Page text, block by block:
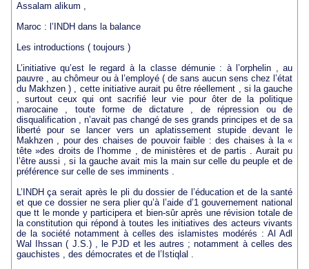
Assalam alikum ,
Maroc : l’INDH dans la balance
Les introductions ( toujours )
L’initiative qu’est le regard à la classe démunie : à l’orphelin , au
pauvre , au chômeur ou à l’employé ( de sans aucun sens chez l’état
du Makhzen ) , cette initiative aurait pu être réellement , si la gauche
, surtout ceux qui ont sacrifié leur vie pour ôter de la politique
marocaine , toute forme de dictature , de répression ou de
disqualification , n’avait pas changé de ses grands principes et de sa
liberté pour se lancer vers un aplatissement stupide devant le
Makhzen , pour des chaises de pouvoir faible : des chaises à la «
tête »des droits de l’homme , de ministères et de partis . Aurait pu
l’être aussi , si la gauche avait mis la main sur celle du peuple et de
préférence sur celle de ses imminents .
L’INDH ça serait après le pli du dossier de l’éducation et de la santé
et que ce dossier ne sera plier qu’à l’aide d’1 gouvernement national
que tt le monde y participera et bien-sûr après une révision totale de
la constitution qui répond à toutes les initiatives des acteurs vivants
de la société notamment à celles des islamistes modérés : Al Adl
Wal Ihssan ( J.S.) , le PJD et les autres ; notamment à celles des
gauchistes , des démocrates et de l’Istiqlal .